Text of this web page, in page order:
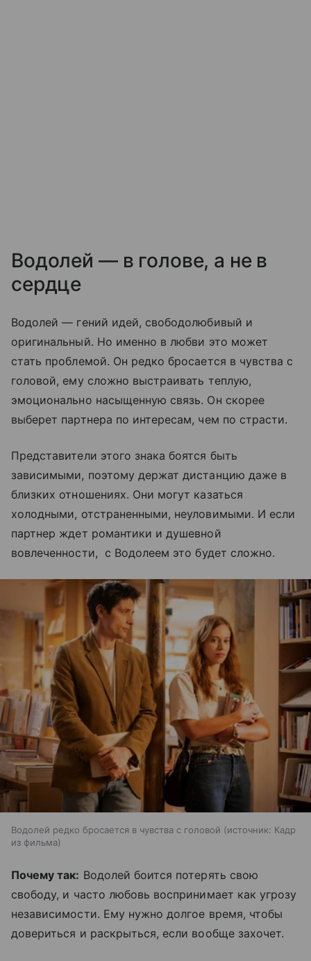
Водолей — в голове, а не в
сердце
Водолей — гений идей, свободолюбивый и
оригинальный. Но именно в любви это может
стать проблемой. Он редко бросается в чувства с
головой, ему сложно выстраивать теплую,
эмоционально насыщенную связь. Он скорее
выберет партнера по интересам, чем по страсти.
Представители этого знака боятся быть
зависимыми, поэтому держат дистанцию даже в
близких отношениях. Они могут казаться
холодными, отстраненными, неуловимыми. И если
партнер ждет романтики и душевной
вовлеченности, с Водолеем это будет сложно.
Водолей редко бросается в чувства с головой источник: Кадр
из фильма
Почему так: Водолей боится потерять свою
свободу, и часто любовь воспринимает как угрозу
независимости. Ему нужно долгое время, чтобы
довериться и раскрыться, если вообще захочет.